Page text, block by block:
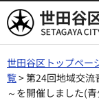
世田谷区
世田谷区トップペー
覧> 第24回地域交流
～を開催しました(